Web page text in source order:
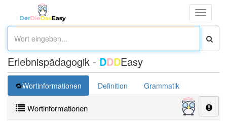
Toggle
Erlebnispädagogik - DDDEasy
Wortinformationen Definition Grammatik
Wortinformationen